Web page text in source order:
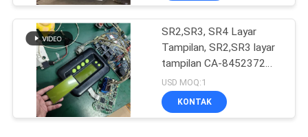
SR2,SR3, SR4 Layar
Tampilan, SR2,SR3 layar
tampilan CA-8452372
Tipe Layar Hijau LCD
untuk THERMO KING
SB210 SB230 Suku
USD MOQ:1
KONTAK